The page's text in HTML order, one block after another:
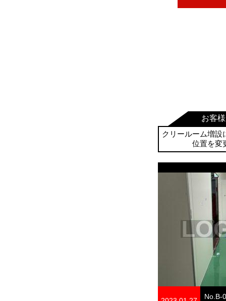
お客
クリールーム増設
位置を変
No.B-